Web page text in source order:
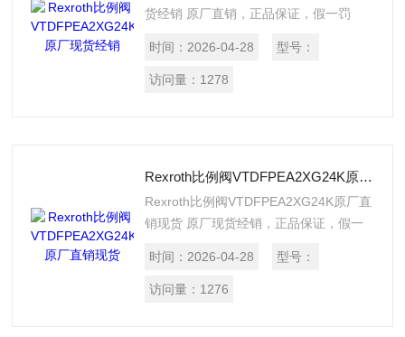
货经销 原厂直销，正品保证，假一罚
供报关单。
时间： 2026-04-28 型号：
访问量： 1278
Rexroth比例阀VTDFPEA2XG24K原厂直销现货
Rexroth比例阀VTDFPEA2XG24K原厂直
销现货 原厂现货经销，正品保证，假一
供报关单。
时间： 2026-04-28 型号：
访问量： 1276